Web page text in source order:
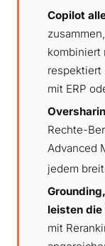
Copilot
kombiniert
respektiert
mit ERP
Rechte-
Advanced
jedem
leisten
mit